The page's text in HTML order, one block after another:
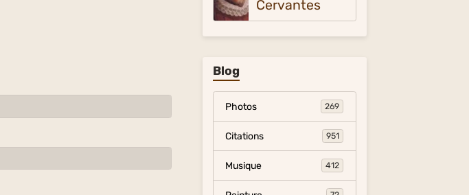
Cervantes
Blog
Photos 269
Citations 951
Musique 412